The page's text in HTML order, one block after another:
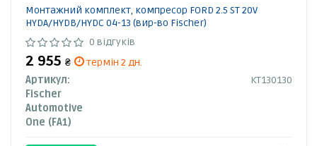
Монтажний комплект, компресор FORD 2.5 ST 20V
HYDA/HYDB/HYDC 04-13 (вир-во Fischer)
0 відгуків
2 955 ₴
термін 2 дн.
Артикул:
KT130130
Fischer
Automotive
One (FA1)